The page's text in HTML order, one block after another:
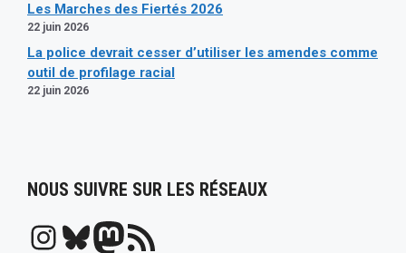
Les Marches des Fiertés 2026
22 juin 2026
La police devrait cesser d’utiliser les amendes comme
outil de profilage racial
22 juin 2026
NOUS SUIVRE SUR LES RÉSEAUX
Instagram
Bluesky
Mastodon
Flux RSS